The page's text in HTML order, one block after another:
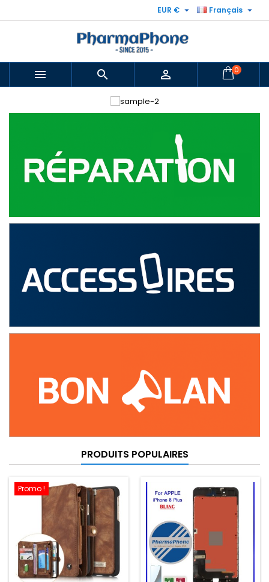
Français 
EUR € 
   0
PRODUITS POPULAIRES
Promo !